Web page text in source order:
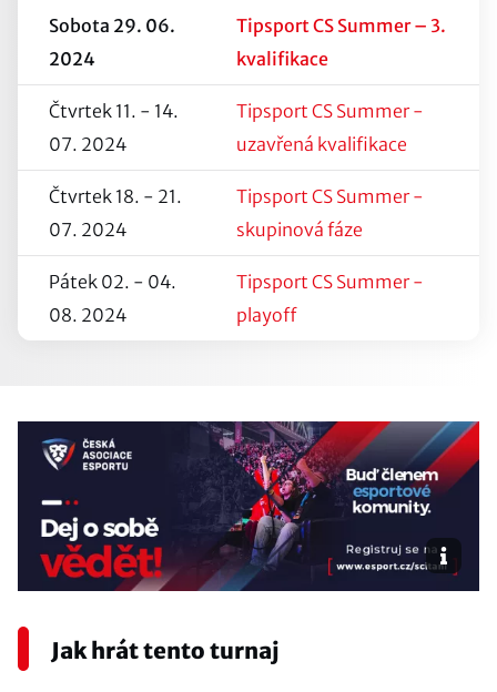
Sobota 29. 06.
2024
Tipsport CS Summer – 3.
kvalifikace
Čtvrtek 11. - 14.
07. 2024
Tipsport CS Summer -
uzavřená kvalifikace
Čtvrtek 18. - 21.
07. 2024
Tipsport CS Summer -
skupinová fáze
Pátek 02. - 04.
08. 2024
Tipsport CS Summer -
playoff
Jak hrát tento turnaj